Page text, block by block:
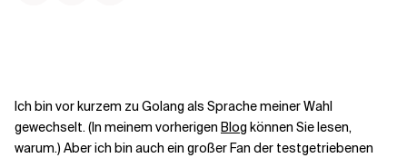
Ich bin vor kurzem zu Golang als Sprache meiner Wahl
gewechselt. (In meinem vorherigen Blog können Sie lesen,
warum.) Aber ich bin auch ein großer Fan der testgetriebenen